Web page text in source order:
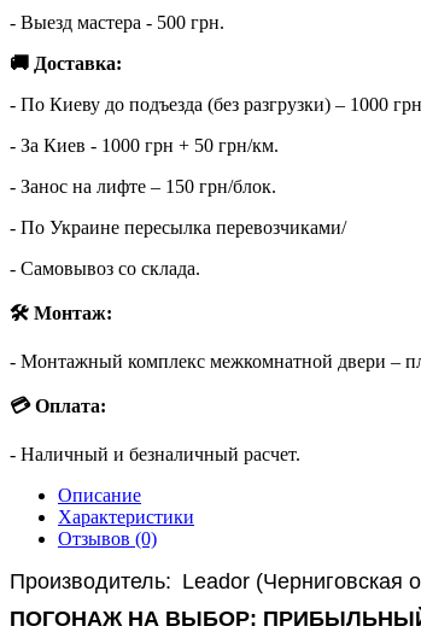
- Выезд мастера - 500 грн.
🚚 Доставка:
- По Киеву до подъезда (без разгрузки) – 1000
- За Киев - 1000 грн + 50 грн/км.
- Занос на лифте – 150 грн/блок.
- По Украине пересылка перевозчиками/
- Самовывоз со склада.
🛠 Монтаж:
- Монтажный комплекс межкомнатной двери –
💳 Оплата:
- Наличный и безналичный расчет.
Описание
Характеристики
Отзывов (0)
Производитель: Leador (Черниговская
ПОГОНАЖ НА ВЫБОР: